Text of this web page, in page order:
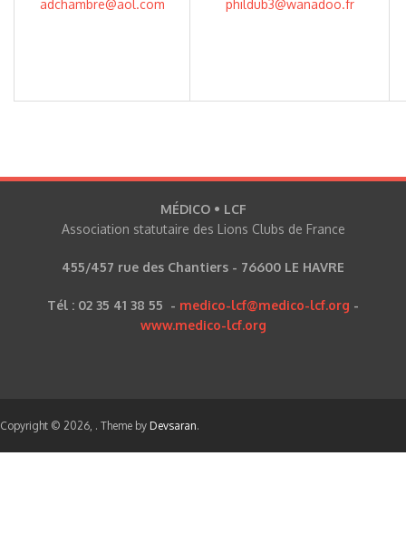
adchambre@aol.com phildub3@wanadoo.fr
MÉDICO • LCF
Association statutaire des Lions Clubs de France
455/457 rue des Chantiers - 76600 LE HAVRE
Tél : 02 35 41 38 55 - medico-lcf@medico-lcf.org -
www.medico-lcf.org
Copyright © 2026, . Theme by Devsaran.